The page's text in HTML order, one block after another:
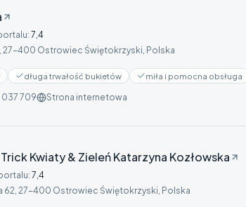
: 7,4
27-400 Ostrowiec Świętokrzyski, Polska
długa trwałość bukietów miła i pomocna obsługa
709 Strona internetowa
Kwiaty & Zieleń Katarzyna Kozłowska
: 7,4
62, 27-400 Ostrowiec Świętokrzyski, Polska